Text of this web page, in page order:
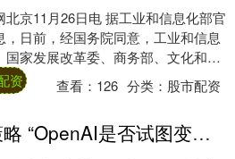
北京11月26日电 据工业和信息化部官
，日前，经国务院同意，工业和信息
国家发展改革委、商务部、文化和旅
中国人民银行和市场监管总局联合印
资 查看： 126 分类： 股市配资
盈策略 “OpenAI是否试图变得大而不倒？”奥特曼发长文回应质疑